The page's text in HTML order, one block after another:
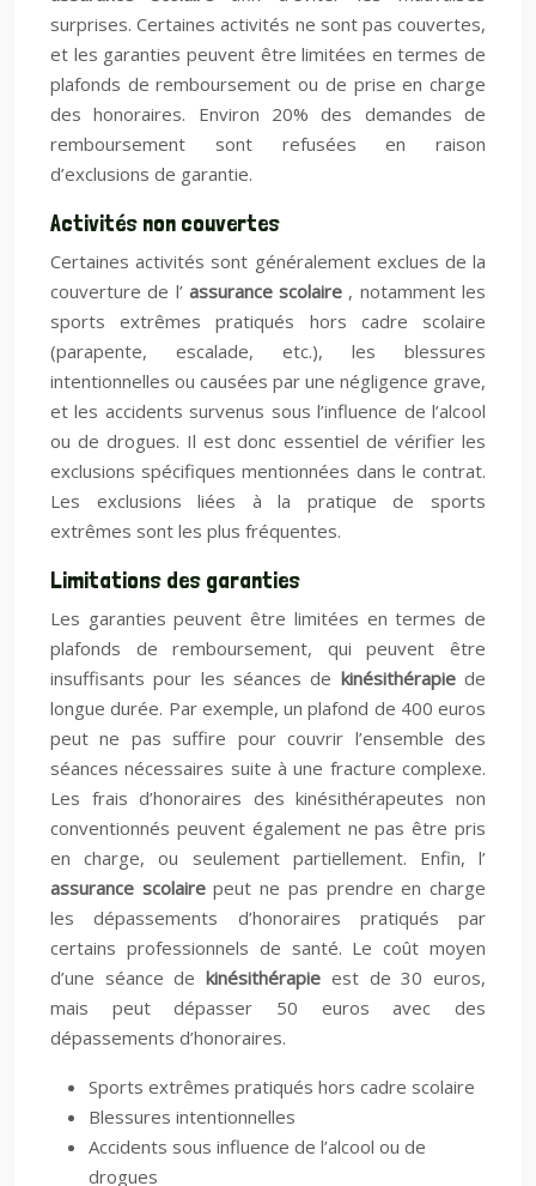
surprises. Certaines activités ne sont pas couvertes,
et les garanties peuvent être limitées en termes de
plafonds de remboursement ou de prise en charge
des honoraires. Environ 20% des demandes de
remboursement sont refusées en raison
d’exclusions de garantie.
Activités non couvertes
Certaines activités sont généralement exclues de la
couverture de l’ assurance scolaire , notamment les
sports extrêmes pratiqués hors cadre scolaire
(parapente, escalade, etc.), les blessures
intentionnelles ou causées par une négligence grave,
et les accidents survenus sous l’influence de l’alcool
ou de drogues. Il est donc essentiel de vérifier les
exclusions spécifiques mentionnées dans le contrat.
Les exclusions liées à la pratique de sports
extrêmes sont les plus fréquentes.
Limitations des garanties
Les garanties peuvent être limitées en termes de
plafonds de remboursement, qui peuvent être
insuffisants pour les séances de kinésithérapiede
longue durée. Par exemple, un plafond de 400 euros
peut ne pas suffire pour couvrir l’ensemble des
séances nécessaires suite à une fracture complexe.
Les frais d’honoraires des kinésithérapeutes non
conventionnés peuvent également ne pas être pris
en charge, ou seulement partiellement. Enfin, l’
assurance scolairepeut ne pas prendre en charge
les dépassements d’honoraires pratiqués par
certains professionnels de santé. Le coût moyen
d’une séance dekinésithérapie est de 30 euros,
mais peut dépasser 50 euros avec des
dépassements d’honoraires.
Sports extrêmes pratiqués hors cadre scolaire
Blessures intentionnelles
Accidents sous influence de l’alcool ou de
drogues